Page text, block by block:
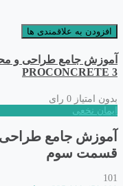
افزودن به علاقمندی ها
آموزش جامع طراحی و
PROCONCRETE 3
بدون امتیاز 0 رای
ایمان نخعی
آموزش جامع
قسمت سوم
101